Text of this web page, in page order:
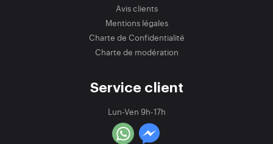
Avis clients
Mentions légales
Charte de Confidentialité
Charte de modération
Service client
Lun-Ven 9h-17h